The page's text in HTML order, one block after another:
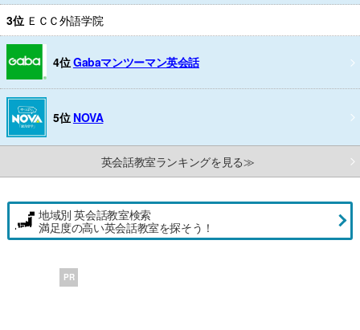
3位 ＥＣＣ外語学院
4位Gabaマンツーマン英会話
5位 NOVA
英会話教室ランキングを見る≫
地域別 英会話教室検索
満足度の高い英会話教室を探そう！
PR